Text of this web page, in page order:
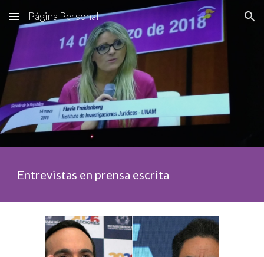
Skip to main content Skip to navigation
Página Personal
Entrevistas en prensa escrita